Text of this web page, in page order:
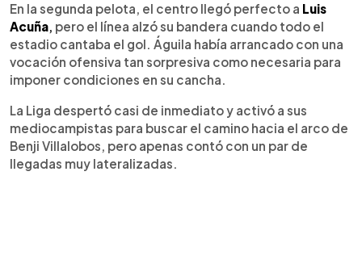
En la segunda pelota, el centro llegó perfecto a Luis
Acuña, pero el línea alzó su bandera cuando todo el
estadio cantaba el gol. Águila había arrancado con una
vocación ofensiva tan sorpresiva como necesaria para
imponer condiciones en su cancha.
La Liga despertó casi de inmediato y activó a sus
mediocampistas para buscar el camino hacia el arco de
Benji Villalobos, pero apenas contó con un par de
llegadas muy lateralizadas.